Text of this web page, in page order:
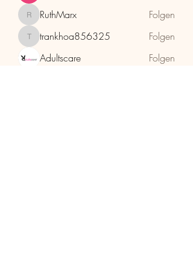
RuthMarx
RuthMarx Folgen
trankhoa856325
trankhoa856325
Folgen
Adultscare
Folgen